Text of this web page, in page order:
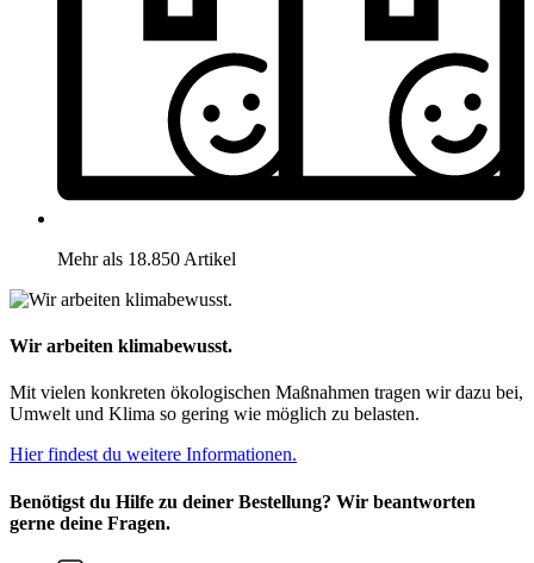
Mehr als 18.850 Artikel
Wir arbeiten klimabewusst.
Mit vielen konkreten ökologischen Maßnahmen tragen wir dazu bei,
Umwelt und Klima so gering wie möglich zu belasten.
Hier findest du weitere Informationen.
Benötigst du Hilfe zu deiner Bestellung? Wir beantworten
gerne deine Fragen.